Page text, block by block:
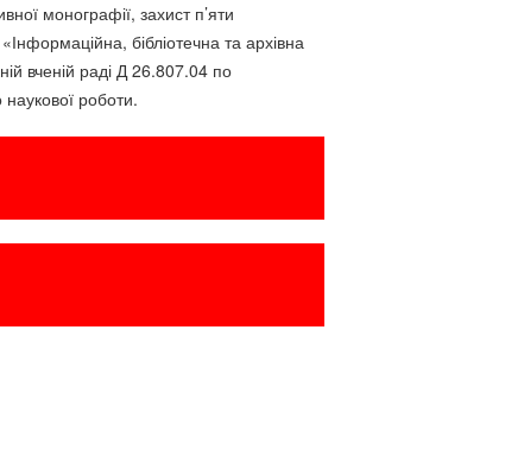
монографії, захист п’яти
бібліотечна та архівна
вченій раді Д 26.807.04 по
наукової роботи.